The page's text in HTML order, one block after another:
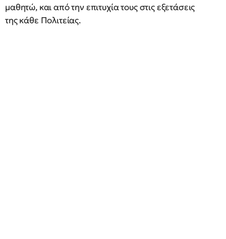
μαθητώ, και από την επιτυχία τους στις εξετάσεις
της κάθε Πολιτείας.